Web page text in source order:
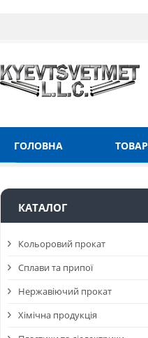
ГОЛОВНА ТОВАР
КАТАЛОГ
Кольоровий прокат
Сплави та припої
Нержавіючий прокат
Хімічна продукція